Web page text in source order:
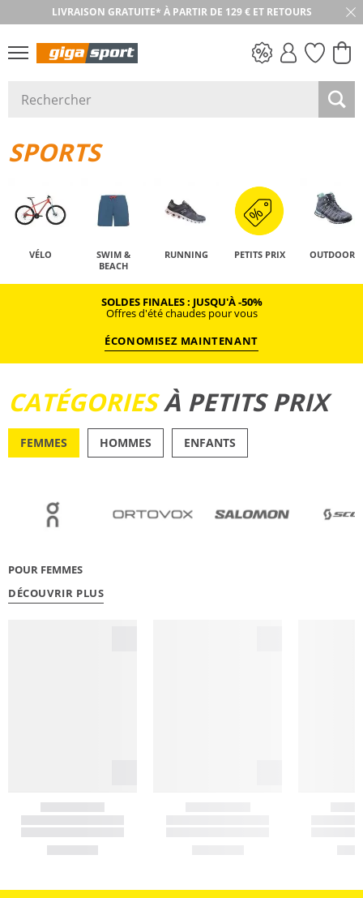
LIVRAISON GRATUITE* À PARTIR DE 129 € ET RETOURS
RETOUR SOUS 30 JOURS
SPORTS
VÉLO
SWIM &
BEACH
RUNNING PETITS PRIX OUTDOOR
SOLDES FINALES : JUSQU'À -50%
Offres d'été chaudes pour vous
ÉCONOMISEZ MAINTENANT
CATÉGORIESÀ PETITS PRIX
FEMMES HOMMES ENFANTS
POUR FEMMES
DÉCOUVRIR PLUS